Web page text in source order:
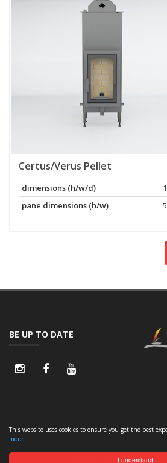
I understand
This website uses cookies to ensure you get the best
more
Certus/Verus Pellet
dimensions (h/w/d)
pane dimensions (h/w)
BE UP TO DATE
© 2026 - KOKOSZKA-
PRIVACY POLICY